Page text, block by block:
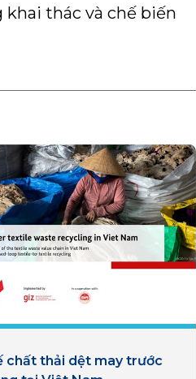
thác và chế biến
chất thải dệt may trước